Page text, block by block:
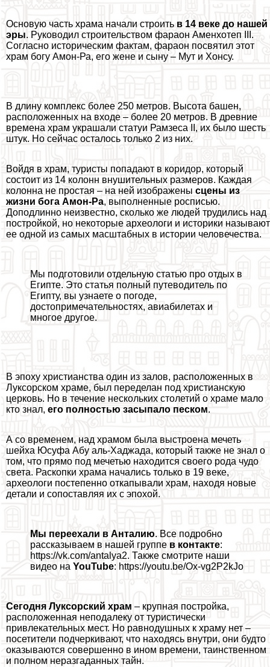
Основую часть храма начали строить в 14 веке до нашей
эры. Руководил строительством фараон Аменхотеп III.
Согласно историческим фактам, фараон посвятил этот
храм богу Амон-Ра, его жене и сыну – Мут и Хонсу.
В длину комплекс более 250 метров. Высота башен,
расположенных на входе – более 20 метров. В древние
времена храм украшали статуи Рамзеса II, их было шесть
штук. Но сейчас осталось только 2 из них.
Войдя в храм, туристы попадают в коридор, который
состоит из 14 колонн внушительных размеров. Каждая
колонна не простая – на ней изображены сцены из
жизни бога Амон-Ра, выполненные росписью.
Доподлинно неизвестно, сколько же людей трудились над
постройкой, но некоторые археологи и историки называют
ее одной из самых масштабных в истории человечества.
Мы подготовили отдельную статью про отдых в
Египте. Это статья полный путеводитель по
Египту, вы узнаете о погоде,
достопримечательностях, авиабилетах и
многое другое.
В эпоху христианства один из залов, расположенных в
Луксорском храме, был переделан под христианскую
церковь. Но в течение нескольких столетий о храме мало
кто знал, его полностью засыпало песком.
А со временем, над храмом была выстроена мечеть
шейха Юсуфа Абу аль-Хаджада, который также не знал о
том, что прямо под мечетью находится своего рода чудо
света. Раскопки храма начались только в 19 веке,
археологи постепенно откапывали храм, находя новые
детали и сопоставляя их с эпохой.
Мы переехали в Анталию. Все подробно
рассказываем в нашей группе в контакте:
https://vk.com/antalya2. Также смотрите наши
видео на YouTube: https://youtu.be/Ox-vg2P2kJo
Сегодня Луксорский храм – крупная постройка,
расположенная неподалеку от туристически
привлекательных мест. Но равнодушных к храму нет –
посетители подчеркивают, что находясь внутри, они будто
оказываются совершенно в ином времени, таинственном
и полном неразгаданных тайн.